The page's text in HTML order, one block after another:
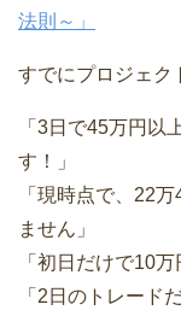
法則～」
すでにプロジェク
「3日で45万円以
す！」
「現時点で、22
ません」
「初日だけで10
「2日のトレード